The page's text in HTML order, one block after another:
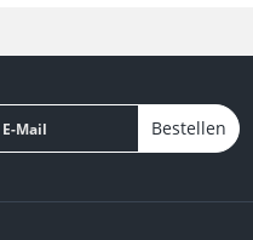
Bestellen